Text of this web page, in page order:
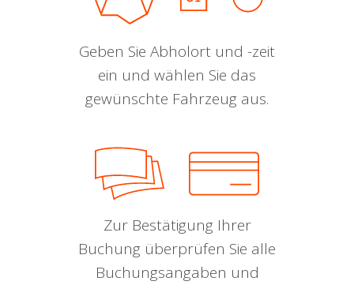
Geben Sie Abholort und -zeit
ein und wählen Sie das
gewünschte Fahrzeug aus.
Zur Bestätigung Ihrer
Buchung überprüfen Sie alle
Buchungsangaben und